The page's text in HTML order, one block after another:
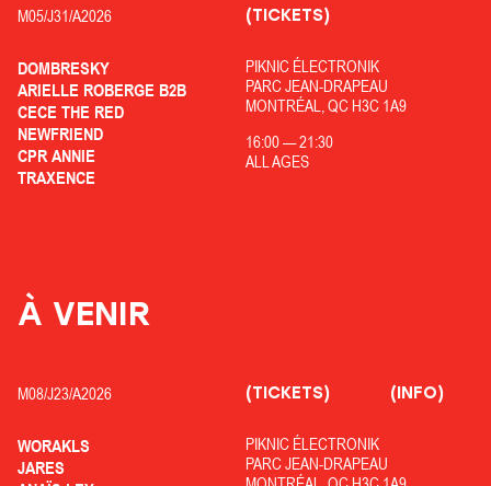
M05/J31/A2026
DOMBRESKY
ARIELLE ROBERGE B2B
CECE THE RED
NEWFRIEND
CPR ANNIE
TRAXENCE
PIKNIC ÉLECTRONIK
PARC JEAN-DRAPEAU
MONTRÉAL, QC H3C 1A9
16:00—21:30
ALL AGES
(TICKETS)
À VENIR
M08/J23/A2026
WORAKLS
JARES
PIKNIC ÉLECTRONIK
PARC JEAN-DRAPEAU
(TICKETS) (INFO)